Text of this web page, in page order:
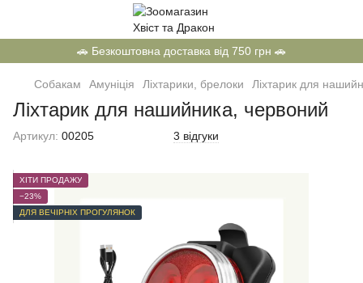
🚗 Безкоштовна доставка від 750 грн 🚗
Собакам Амуніція Ліхтарики, брелоки Ліхтарик для
Ліхтарик для нашийника, червоний
Артикул: 00205 3 відгуки
ХІТИ ПРОДАЖУ
−23%
ДЛЯ ВЕЧІРНІХ ПРОГУЛЯНОК